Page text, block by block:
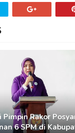
Rakor
6 SPM di